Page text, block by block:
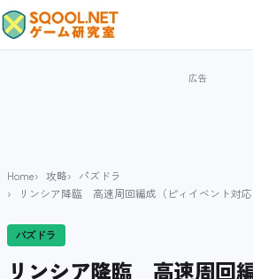
Home 攻略
パズドラ
リンシア降臨 高速周回編成（ピィイベント対
パズドラ
リンシア降臨 高速周回